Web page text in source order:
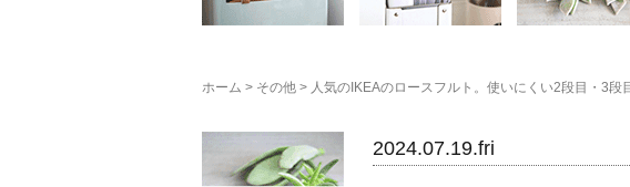
ホーム > その他 > 人気のIKEAのロースフルト。使いにくい2段目・3段
その他2024.07.19.fri